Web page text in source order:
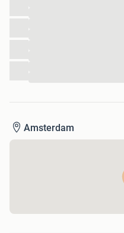
Amsterdam